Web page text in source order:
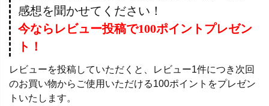
感想を聞かせてください！
今ならレビュー投稿で100ポイントプレゼン
ト！
レビューを投稿していただくと、レビュー1件につき次回
のお買い物からご使用いただける100ポイントをプレゼン
トいたします。